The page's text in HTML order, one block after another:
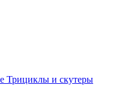
Трициклы и скутеры